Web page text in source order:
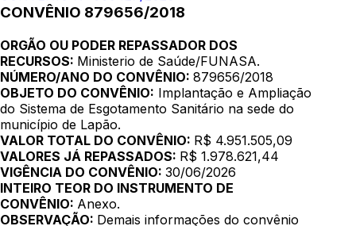
CONVÊNIO 879656/2018
ORGÃO OU PODER REPASSADOR DOS
RECURSOS: Ministerio de Saúde/FUNASA.
NÚMERO/ANO DO CONVÊNIO: 879656/2018
OBJETO DO CONVÊNIO: Implantação e Ampliação
do Sistema de Esgotamento Sanitário na sede do
município de Lapão.
VALOR TOTAL DO CONVÊNIO: R$ 4.951.505,09
VALORES JÁ REPASSADOS: R$ 1.978.621,44
VIGÊNCIA DO CONVÊNIO: 30/06/2026
INTEIRO TEOR DO INSTRUMENTO DE
CONVÊNIO: Anexo.
OBSERVAÇÃO: Demais informações do convênio